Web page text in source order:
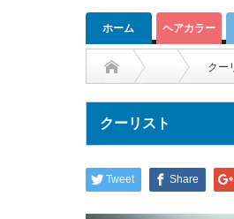
ホーム ヘアカラー
クー
クーリスト
Tweet Share